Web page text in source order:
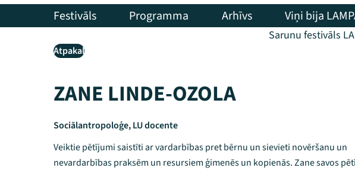
Festivāls Programma Arhīvs Viņi bija
Sarunu festivāls
Atpakaļ
ZANE LINDE-OZOLA
Sociālantropoloģe, LU docente
Veiktie pētījumi saistīti ar vardarbības pret bērnu un sievieti novēršanu un
nevardarbības praksēm un resursiem ģimenēs un kopienās. Zane savos